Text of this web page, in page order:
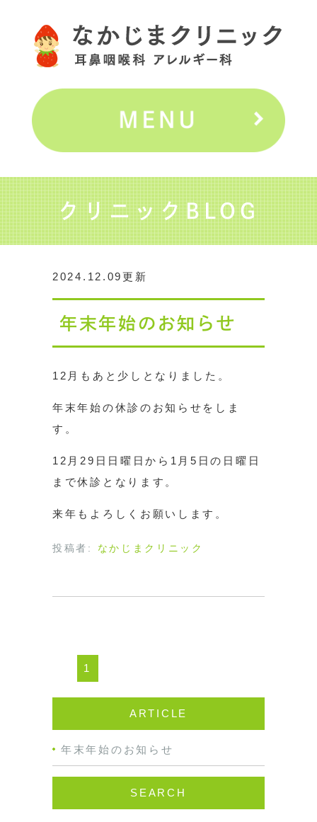
クリニックBLOG
2024.12.09更新
年末年始のお知らせ
12月もあと少しとなりました。
年末年始の休診のお知らせをしま
す。
12月29日日曜日から1月5日の日曜日
まで休診となります。
来年もよろしくお願いします。
投稿者: なかじまクリニック
1
ARTICLE
年末年始のお知らせ
SEARCH